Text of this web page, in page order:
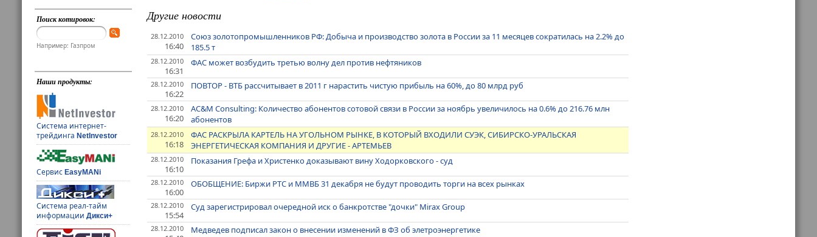
Поиск котировок:
Например: Газпром
Наши продукты:
Система интернет-
трейдингаNetInvestor
СервисEasyMANi
Система реал-тайм
информацииДикси+
Другие новости
28.12.2010
16:40
Союз золотопромышленников РФ: Добыча и производство золота в России за 11 месяцев сократилась на 2.2% до
185.5 т
28.12.2010
16:31
ФАС может возбудить третью волну дел против нефтяников
28.12.2010
16:22
ПОВТОР - ВТБ рассчитывает в 2011 г нарастить чистую прибыль на 60%, до 80 млрд руб
28.12.2010
16:20
AC&M Consulting: Количество абонентов сотовой связи в России за ноябрь увеличилось на 0.6% до 216.76 млн
абонентов
28.12.2010
16:18
ФАС РАСКРЫЛА КАРТЕЛЬ НА УГОЛЬНОМ РЫНКЕ, В КОТОРЫЙ ВХОДИЛИ СУЭК, СИБИРСКО-УРАЛЬСКАЯ
ЭНЕРГЕТИЧЕСКАЯ КОМПАНИЯ И ДРУГИЕ - АРТЕМЬЕВ
28.12.2010
16:10
Показания Грефа и Христенко доказывают вину Ходорковского - суд
28.12.2010
16:00
ОБОБЩЕНИЕ: Биржи РТС и ММВБ 31 декабря не будут проводить торги на всех рынках
28.12.2010
15:54
Суд зарегистрировал очередной иск о банкротстве "дочки" Mirax Group
28.12.2010 Медведев подписал закон о внесении изменений в ФЗ об элетроэнергетике